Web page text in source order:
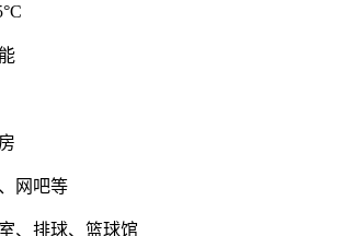
网吧等
、排球、篮球馆